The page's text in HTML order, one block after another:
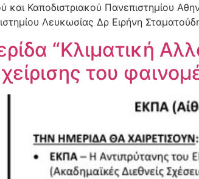
και Καποδιστριακού Πανεπιστημίου
Λευκωσίας Δρ Ειρήνη
“Κλιματική
του